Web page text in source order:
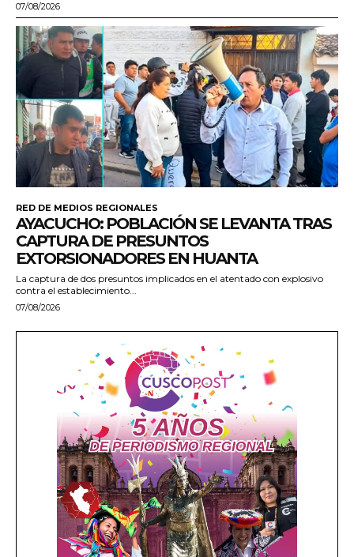
07/08/2026
RED DE MEDIOS REGIONALES
AYACUCHO: POBLACIÓN SE LEVANTA TRAS
CAPTURA DE PRESUNTOS
EXTORSIONADORES EN HUANTA
La captura de dos presuntos implicados en el atentado con explosivo
contra el establecimiento...
07/08/2026